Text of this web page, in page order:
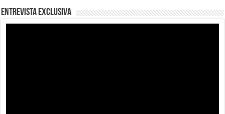
Entrevista Exclusiva